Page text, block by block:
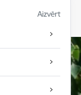
Aizvērt